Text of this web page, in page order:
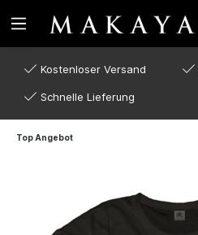
Kostenloser Versand
Schnelle Lieferung
Top Angebot